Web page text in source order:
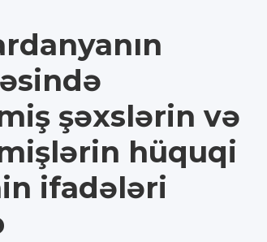
şəxslərin və
hüquqi
ifadələri